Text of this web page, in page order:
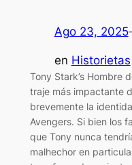
Ago 23, 2025
en Historietas
Tony Stark’s Hombre
traje más impactante
brevemente la
Avengers. Si bien los
que Tony nunca
malhechor en